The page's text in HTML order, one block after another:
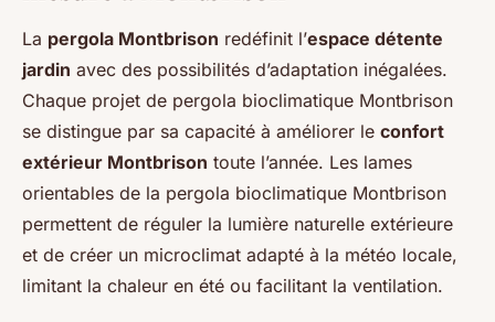
La pergola Montbrison redéfinit l’espace détente
jardin avec des possibilités d’adaptation inégalées.
Chaque projet de pergola bioclimatique Montbrison
se distingue par sa capacité à améliorer le confort
extérieur Montbrison toute l’année. Les lames
orientables de la pergola bioclimatique Montbrison
permettent de réguler la lumière naturelle extérieure
et de créer un microclimat adapté à la météo locale,
limitant la chaleur en été ou facilitant la ventilation.